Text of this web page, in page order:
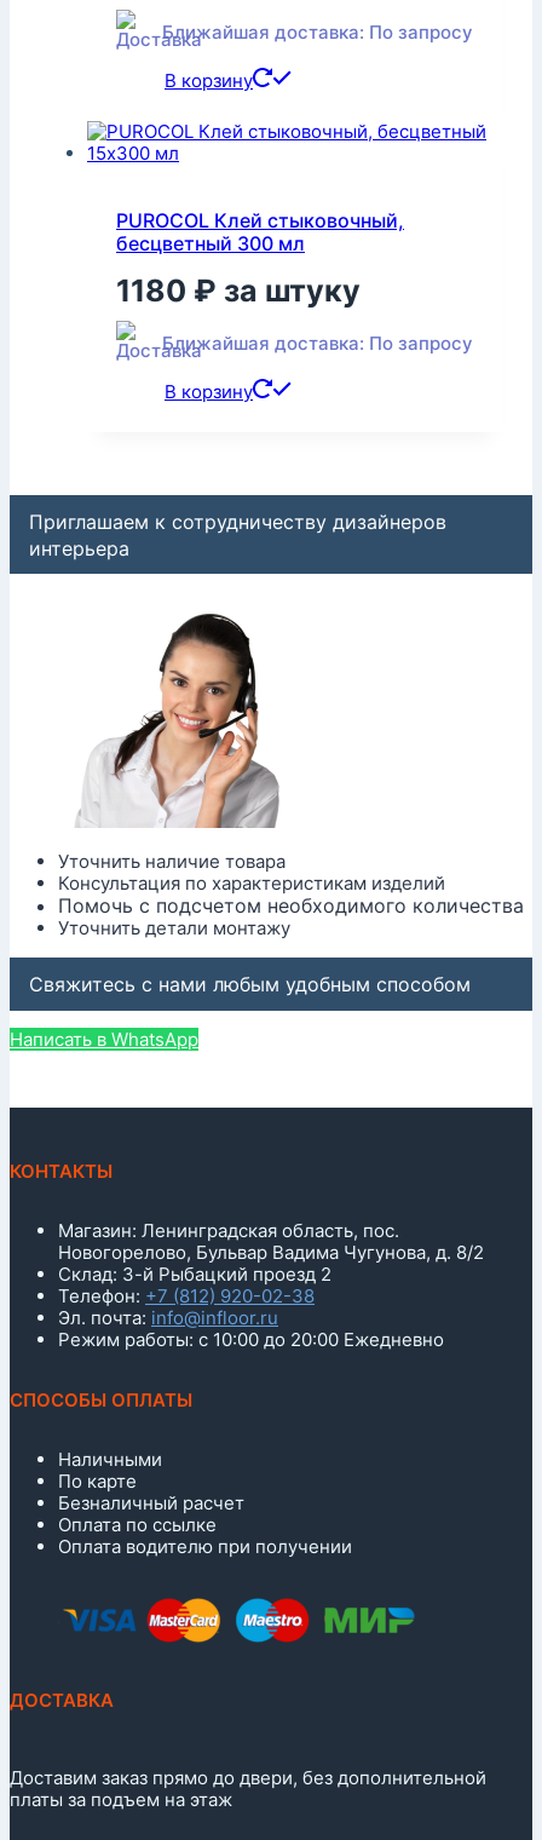
Ближайшая доставка: По запросу
В корзину
PUROCOL Клей стыковочный,
бесцветный 300 мл
1180 ₽ за штуку
Ближайшая доставка: По запросу
В корзину
Приглашаем к сотрудничеству дизайнеров
интерьера
Уточнить наличие товара
Консультация по характеристикам изделий
Помочь с подсчетом необходимого количества
Уточнить детали монтажу
Свяжитесь с нами любым удобным способом
Написать в WhatsApp
КОНТАКТЫ
Магазин: Ленинградская область, пос.
Новогорелово, Бульвар Вадима Чугунова, д. 8/2
Склад: 3-й Рыбацкий проезд 2
Телефон: +7 (812) 920-02-38
Эл. почта: info@infloor.ru
Режим работы: с 10:00 до 20:00 Ежедневно
СПОСОБЫ ОПЛАТЫ
Наличными
По карте
Безналичный расчет
Оплата по ссылке
Оплата водителю при получении
ДОСТАВКА
Доставим заказ прямо до двери, без дополнительной
платы за подъем на этаж